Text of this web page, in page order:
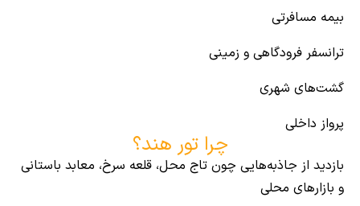
بیمه مسافرتی
ترانسفر فرودگاهی و زمینی
گشت‌های شهری
پرواز داخلی
چرا تور هند؟
بازدید از جاذبه‌هایی چون تاج محل، قلعه سرخ، معابد باستانی
و بازارهای محلی